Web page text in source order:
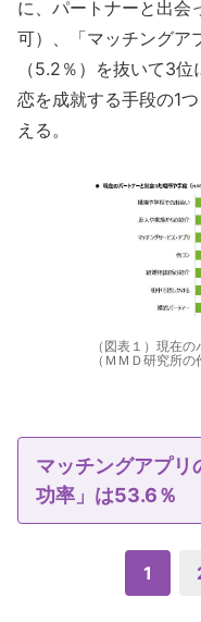
に、パートナーと出会
可）、「マッチングア
（5.2％）を抜いて3位
恋を成就する手段の1
える。
（図表１）現在
（ＭＭＤ研究所の
マッチングアプリ
功率」は53.6％
1